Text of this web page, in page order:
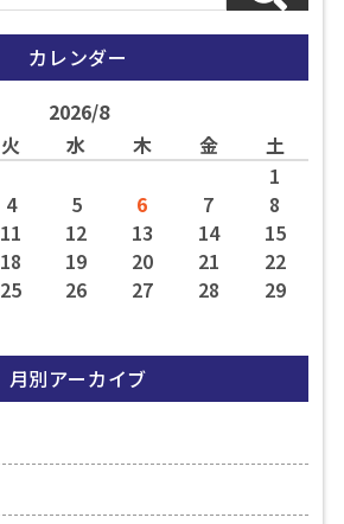
カレンダー
2026/8
火 水 木 金
土
1
4 5 6 7
8
11 12 13 14
15
18 19 20 21
22
25 26 27 28
29
月別アーカイブ